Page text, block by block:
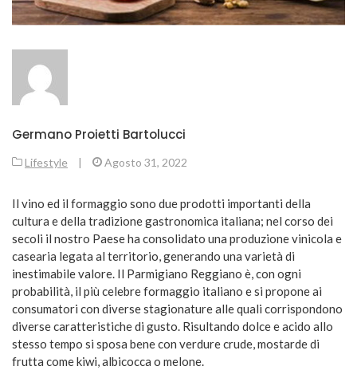
Germano Proietti Bartolucci
Lifestyle | Agosto 31, 2022
Il vino ed il formaggio sono due prodotti importanti della
cultura e della tradizione gastronomica italiana; nel corso dei
secoli il nostro Paese ha consolidato una produzione vinicola e
casearia legata al territorio, generando una varietà di
inestimabile valore. Il Parmigiano Reggiano è, con ogni
probabilità, il più celebre formaggio italiano e si propone ai
consumatori con diverse stagionature alle quali corrispondono
diverse caratteristiche di gusto. Risultando dolce e acido allo
stesso tempo si sposa bene con verdure crude, mostarde di
frutta come kiwi, albicocca o melone.